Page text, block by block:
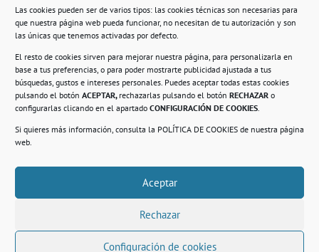
Las cookies pueden ser de varios tipos: las cookies técnicas son necesarias para
que nuestra página web pueda funcionar, no necesitan de tu autorización y son
las únicas que tenemos activadas por defecto.
El resto de cookies sirven para mejorar nuestra página, para personalizarla en
base a tus preferencias, o para poder mostrarte publicidad ajustada a tus
búsquedas, gustos e intereses personales. Puedes aceptar todas estas cookies
pulsando el botón ACEPTAR, rechazarlas pulsando el botón RECHAZAR o
configurarlas clicando en el apartado CONFIGURACIÓN DE COOKIES.
Si quieres más información, consulta la POLÍTICA DE COOKIES de nuestra página
web.
Aceptar
Rechazar
Configuración de cookies
Compromiso con la protección de datos
Política de Cookies.
© 2021. Realizado en el Centro de Rehabilitación